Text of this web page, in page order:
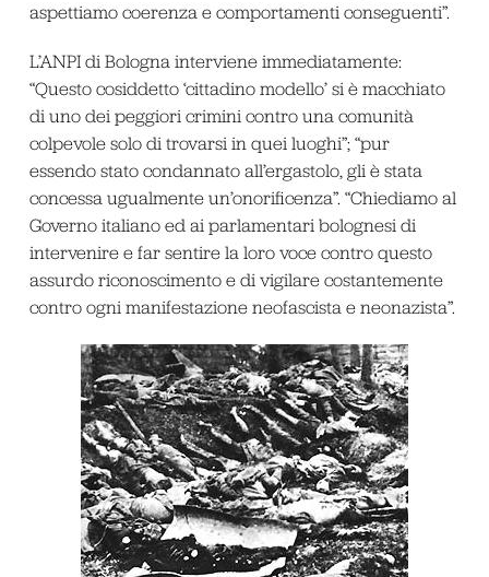
aspettiamo coerenza e comportamenti conseguenti”.
L’ANPI di Bologna interviene immediatamente:
“Questo cosiddetto ‘cittadino modello’ si è macchiato
di uno dei peggiori crimini contro una comunità
colpevole solo di trovarsi in quei luoghi”; “pur
essendo stato condannato all’ergastolo, gli è stata
concessa ugualmente un’onorificenza”. “Chiediamo al
Governo italiano ed ai parlamentari bolognesi di
intervenire e far sentire la loro voce contro questo
assurdo riconoscimento e di vigilare costantemente
contro ogni manifestazione neofascista e neonazista”.